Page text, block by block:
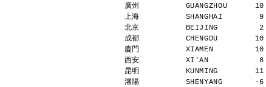
廣州          GUANGZHOU
上海          SHANGHAI
北京          BEIJING
成都          CHENGDU
廈門          XIAMEN
西安          XI'AN           8
昆明          KUNMING
瀋陽          SHENYANG